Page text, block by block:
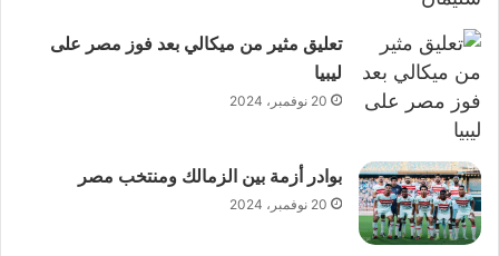
تعليق مثير من ميكالي بعد فوز مصر على
ليبيا
20 نوفمبر، 2024
بوادر أزمة بين الزمالك ومنتخب مصر
20 نوفمبر، 2024